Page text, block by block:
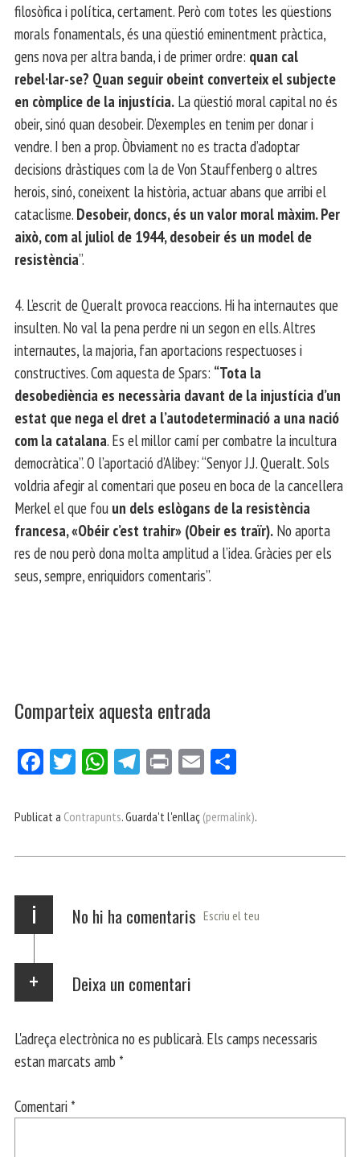
filosòfica i política, certament. Però com totes les qüestions
morals fonamentals, és una qüestió eminentment pràctica,
gens nova per altra banda, i de primer ordre: quan cal
rebel·lar-se? Quan seguir obeint converteix el subjecte
en còmplice de la injustícia. La qüestió moral capital no és
obeir, sinó quan desobeir. D’exemples en tenim per donar i
vendre. I ben a prop. Òbviament no es tracta d’adoptar
decisions dràstiques com la de Von Stauffenberg o altres
herois, sinó, coneixent la història, actuar abans que arribi el
cataclisme. Desobeir, doncs, és un valor moral màxim. Per
això, com al juliol de 1944, desobeir és un model de
resistència”.
4. L’escrit de Queralt provoca reaccions. Hi ha internautes que
insulten. No val la pena perdre ni un segon en ells. Altres
internautes, la majoria, fan aportacions respectuoses i
constructives. Com aquesta de Spars: “Tota la
desobediència es necessària davant de la injustícia d’un
estat que nega el dret a l’autodeterminació a una nació
com la catalana. Es el millor camí per combatre la incultura
democràtica”. O l’aportació d’Alibey: “Senyor J.J. Queralt. Sols
voldria afegir al comentari que poseu en boca de la cancellera
Merkel el que fouun dels eslògans de la resistència
francesa, «Obéir c’est trahir» (Obeir es traïr). No aporta
res de nou però dona molta amplitud a l’idea. Gràcies per els
seus, sempre, enriquidors comentaris”.
Comparteix aquesta entrada
Fa
bo
Tw
er
W
ts
p
Te
gr
m
Pri E
ail pa
ei
Publicat a Contrapunts. Guarda't l'enllaç (permalink).
i No hi ha comentaris Escriu el teu
Deixa un comentari
L'adreça electrònica no es publicarà. Els camps necessaris
estan marcats amb *
Comentari *